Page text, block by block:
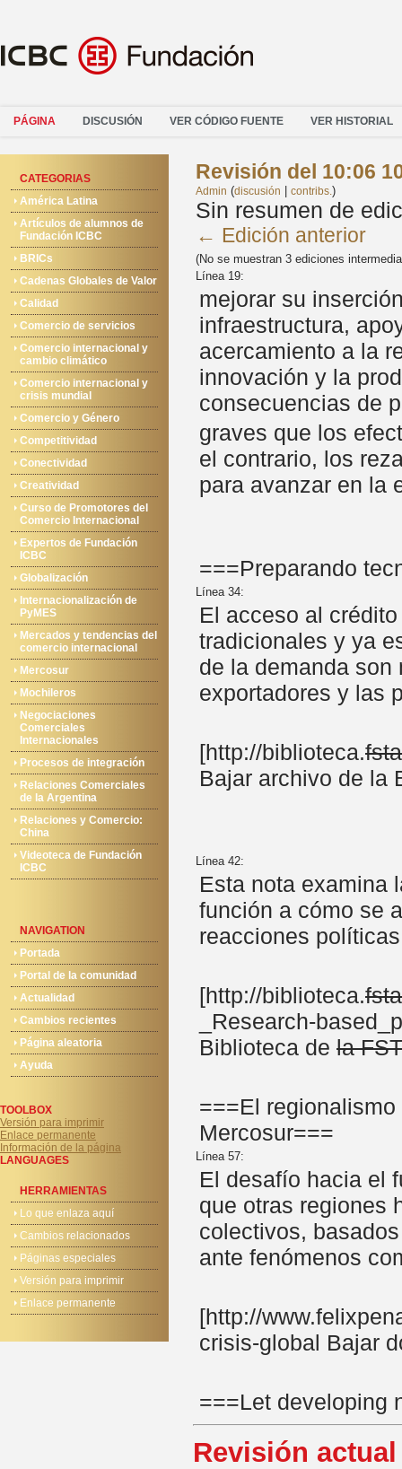
PÁGINA DISCUSIÓN VER CÓDIGO FUENTE VER HISTORIAL
CATEGORIAS
América Latina
Artículos de alumnos de
Fundación ICBC
BRICs
Cadenas Globales de Valor
Calidad
Comercio de servicios
Comercio internacional y
cambio climático
Comercio internacional y
crisis mundial
Comercio y Género
Competitividad
Conectividad
Creatividad
Curso de Promotores del
Comercio Internacional
Expertos de Fundación
ICBC
Globalización
Internacionalización de
PyMES
Mercados y tendencias del
comercio internacional
Mercosur
Mochileros
Negociaciones
Comerciales
Internacionales
Procesos de integración
Relaciones Comerciales
de la Argentina
Relaciones y Comercio:
China
Videoteca de Fundación
ICBC
NAVIGATION
Portada
Portal de la comunidad
Actualidad
Cambios recientes
Página aleatoria
Ayuda
TOOLBOX
Versión para imprimir
Enlace permanente
Información de la página
LANGUAGES
HERRAMIENTAS
Lo que enlaza aquí
Cambios relacionados
Páginas especiales
Versión para imprimir
Enlace permanente
Revisión del 10:06
Admin (discusión contribs.)
Sin resumen de
← Edición anterior
(No se muestran 3 ediciones
Línea 19:
mejorar su
infraestructura,
acercamiento a la
innovación y la
consecuencias de
graves que los
el contrario, los
para avanzar en la
===Preparando
Línea 34:
El acceso al
tradicionales y ya
de la demanda
exportadores y las
[http://biblioteca.
Bajar archivo de la
Línea 42:
Esta nota examina
función a cómo se
reacciones
[http://biblioteca.
_Research-
Biblioteca de la
===El
Mercosur===
Línea 57:
El desafío hacia el
que otras regiones
colectivos,
ante fenómenos
[http://
crisis-global Bajar
===Let developing
Revisión actual